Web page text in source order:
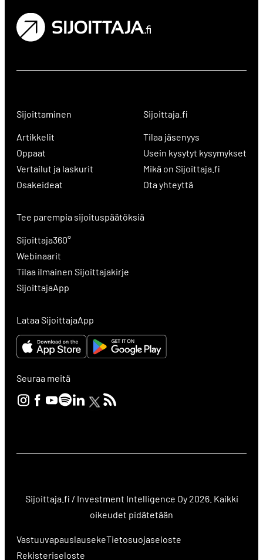
Sijoittaminen
Artikkelit
Oppaat
Vertailut ja laskurit
Osakeideat
Sijoittaja.fi
Tilaa jäsenyys
Usein kysytyt kysymykset
Mikä on Sijoittaja.fi
Ota yhteyttä
Tee parempia sijoituspäätöksiä
Sijoittaja360°
Webinaarit
Tilaa ilmainen Sijoittajakirje
SijoittajaApp
Lataa SijoittajaApp
Seuraa meitä
Sijoittaja.fi / Investment Intelligence Oy 2026. Kaikki
oikeudet pidätetään
VastuuvapauslausekeTietosuojaseloste
Rekisteriseloste